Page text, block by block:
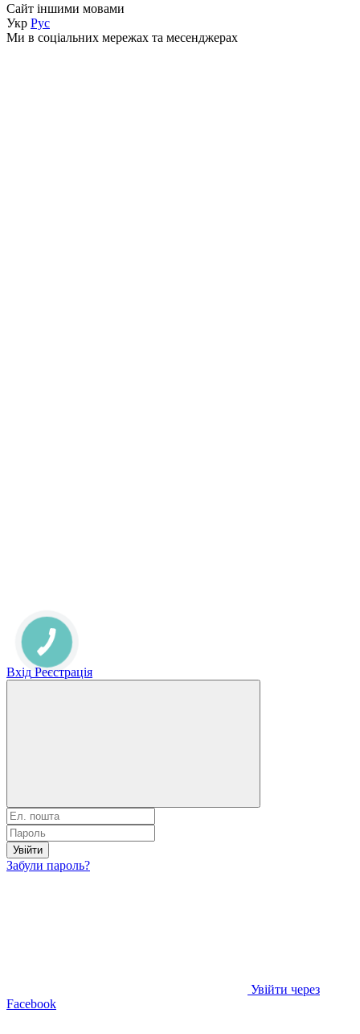
Сайт іншими мовами
Укр Рус
Ми в соціальних мережах та месенджерах
Вхід Реєстрація
Увійти
Забули пароль?
Увійти через
Facebook
КНОПКА
ЗВ'ЯЗКУ